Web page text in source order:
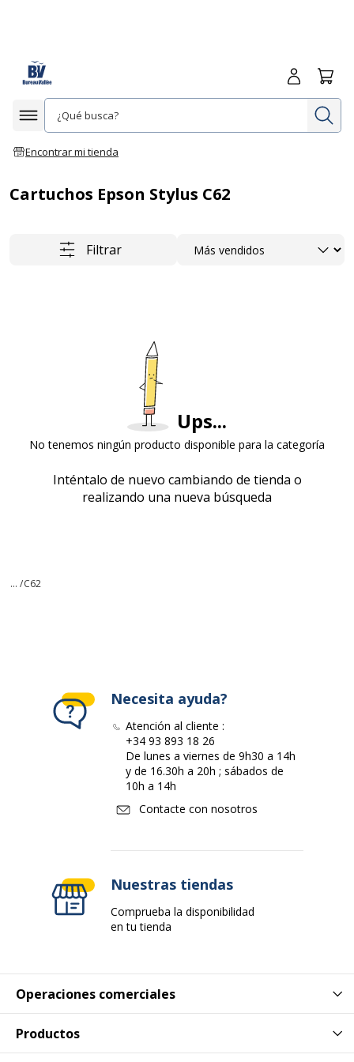
Afficher la navigation
Encontrar mi tienda
Iniciar
Cartuchos Epson Stylus C62
Filtrar Ordenar
Ups...
No tenemos ningún producto disponible para la categoría
Inténtalo de nuevo cambiando de tienda o
realizando una nueva búsqueda
... /C62
Operaciones comerciales
Productos
Necesita ayuda?
Atención al cliente :
+34 93 893 18 26
De lunes a viernes de 9h30 a 14h
y de 16.30h a 20h ; sábados de
10h a 14h
Contacte con nosotros
Nuestras tiendas
Comprueba la disponibilidad
en tu tienda